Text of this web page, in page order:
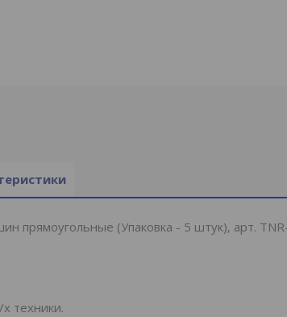
прямоугольные (Упаковка - 5 штук), арт.
техники.